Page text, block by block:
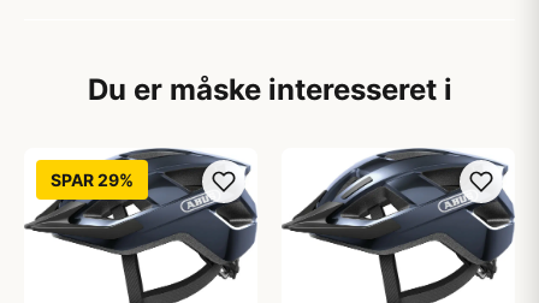
Du er måske interesseret i
SPAR 29%